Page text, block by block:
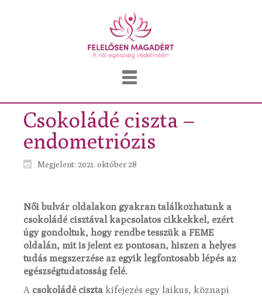
Csokoládé ciszta –
endometriózis
Megjelent: 2021. október 28
Női bulvár oldalakon gyakran találkozhatunk a
csokoládé cisztával kapcsolatos cikkekkel, ezért
úgy gondoltuk, hogy rendbe tesszük a FEME
oldalán, mit is jelent ez pontosan, hiszen a helyes
tudás megszerzése az egyik legfontosabb lépés az
egészségtudatosság felé.
A csokoládé ciszta kifejezés egy laikus, köznapi